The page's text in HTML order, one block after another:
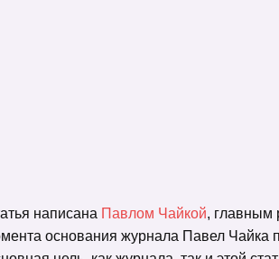
написана Павлом Чайкой, главным
основания журнала Павел Чайка